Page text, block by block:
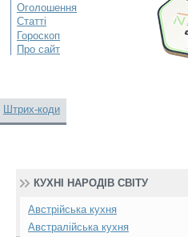
Оголошення
Статті
Гороскоп
Про сайт
Штрих-коди
КУХНІ НАРОДІВ СВІТУ
Австрійська кухня
Австралійська кухня